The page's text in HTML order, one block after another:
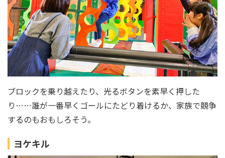
ブロックを乗り越えたり、光るボタンを素早く押した
り……誰が一番早くゴールにたどり着けるか、家族で競争
するのもおもしろそう。
ヨケキル